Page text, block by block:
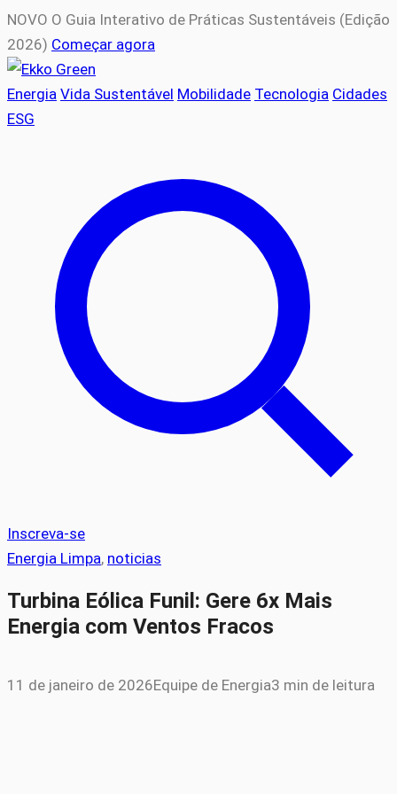
NOVO O Guia Interativo de Práticas Sustentáveis (Edição
2026) Começar agora
Energia Vida Sustentável Mobilidade Tecnologia Cidades
ESG
Inscreva-se
Energia Limpa, noticias
Turbina Eólica Funil: Gere 6x Mais
Energia com Ventos Fracos
11 de janeiro de 2026Equipe de Energia3 min de leitura